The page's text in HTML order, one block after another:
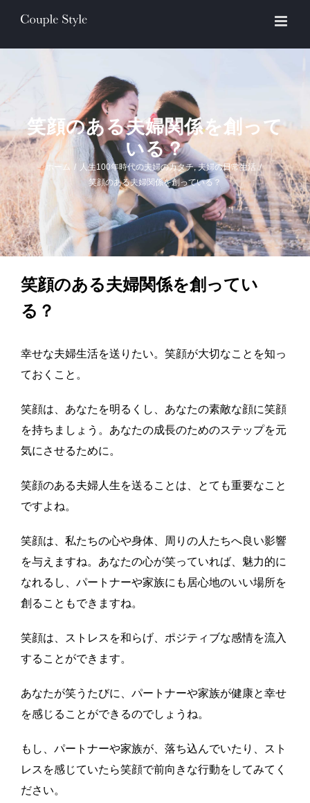
content
笑顔のある夫婦関係を創って
いる？
ホーム / 人生100年時代の夫婦のカタチ,夫婦の日常生活 /
笑顔のある夫婦関係を創っている？
笑顔のある夫婦関係を創ってい
る？
幸せな夫婦生活を送りたい。 笑顔が大切なことを知っ
ておくこと。
笑顔は、あなたを明るくし、あなたの素敵な顔に笑顔
を持ちましょう。あなたの成長のためのステップを元
気にさせるために。
笑顔のある夫婦人生を送ることは、とても重要なこと
ですよね。
笑顔は、私たちの心や身体、周りの人たちへ良い影響
を与えますね。あなたの心が笑っていれば、魅力的に
なれるし、パートナーや家族にも居心地のいい場所を
創ることもできますね。
笑顔は、ストレスを和らげ、ポジティブな感情を流入
することができます。
あなたが笑うたびに、パートナーや家族が健康と幸せ
を感じることができるのでしょうね。
もし、パートナーや家族が、落ち込んでいたり、スト
レスを感じていたら笑顔で前向きな行動をしてみてく
ださい。